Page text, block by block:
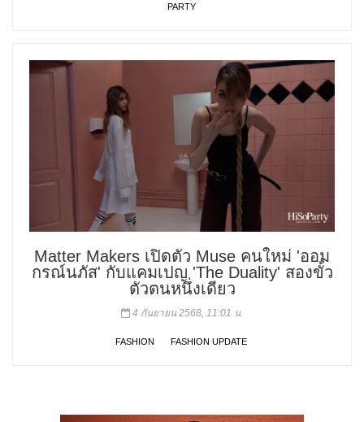
PARTY
Matter Makers เปิดตัว Muse คนใหม่ 'ออม
กรณ์นภัส' กับแคมเปญ 'The Duality' สองขั้ว
ตัวตนหนึ่งเดียว
4 กันยายน 2568, 11:01 น.
FASHION FASHION UPDATE